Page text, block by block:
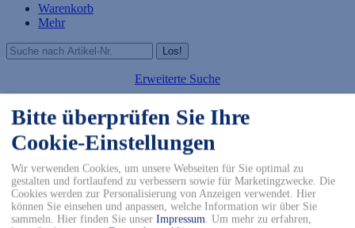
Bitte überprüfen Sie Ihre
Cookie-Einstellungen
Wir verwenden Cookies, um unsere Webseiten für Sie optimal zu
gestalten und fortlaufend zu verbessern sowie für Marketingzwecke. Die
Cookies werden zur Personalisierung von Anzeigen verwendet. Hier
können Sie einsehen und anpassen, welche Information wir über Sie
sammeln. Hier finden Sie unser Impressum. Um mehr zu erfahren,
Warenkorb
Mehr
Erweiterte Suche
Suchergebnisse
MobileST: Smartphone
Template für modified